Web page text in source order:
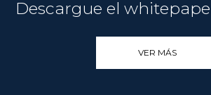
VER MÁS